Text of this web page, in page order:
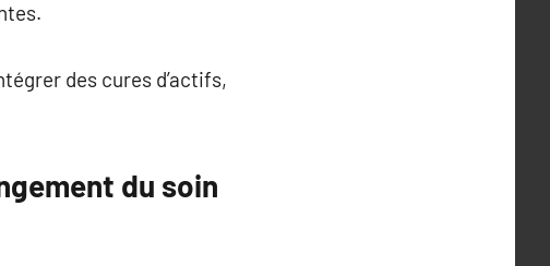
des cures d’actifs,
du soin